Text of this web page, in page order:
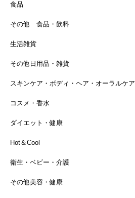
食品
その他 食品・飲料
生活雑貨
その他日用品・雑貨
スキンケア・ボディ・ヘア・オーラルケア
コスメ・香水
ダイエット・健康
Hot＆Cool
衛生・ベビー・介護
その他美容・健康